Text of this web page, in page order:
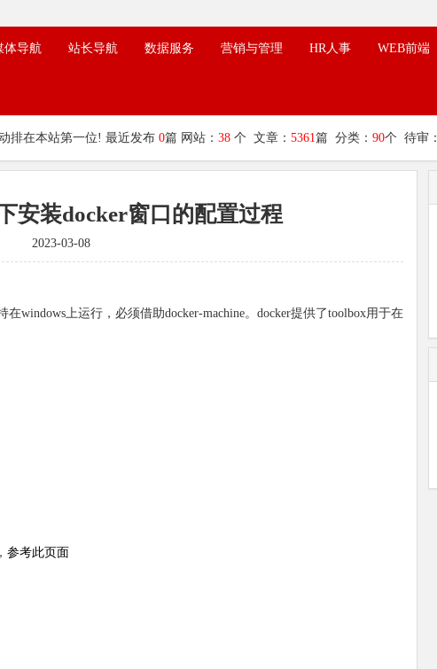
体导航 站长导航 数据服务 营销与管理 HR人事 WEB前端
排在本站第一位! 最近发布 0篇 网站： 38 个 文章： 5361篇 分类： 90个 待审：
安装docker窗口的配置过程
2023-03-08
windows上运行，必须借助docker-machine。docker提供了toolbox用于在
参考此页面